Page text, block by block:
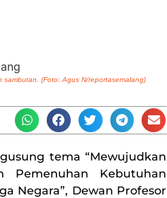
sambutan. (Foto: Agus N/reportasemalang)
tema “Mewujudkan
Pemenuhan Kebutuhan
Negara”, Dewan Profesor